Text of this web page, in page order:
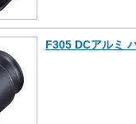
F305 DCアルミ